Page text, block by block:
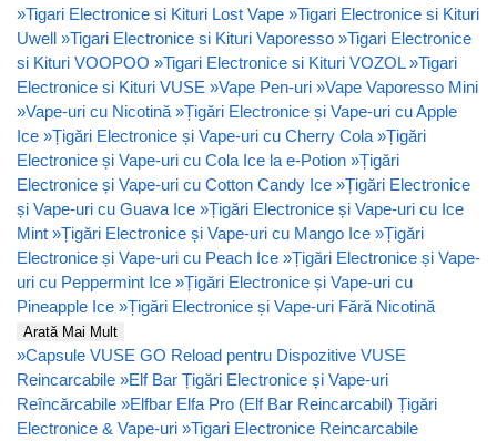
»Tigari Electronice si Kituri Lost Vape »Tigari Electronice si Kituri
Uwell »Tigari Electronice si Kituri Vaporesso »Tigari Electronice
si Kituri VOOPOO »Tigari Electronice si Kituri VOZOL »Tigari
Electronice si Kituri VUSE »Vape Pen-uri »Vape Vaporesso Mini
»Vape-uri cu Nicotină »Țigări Electronice și Vape-uri cu Apple
Ice »Țigări Electronice și Vape-uri cu Cherry Cola »Țigări
Electronice și Vape-uri cu Cola Ice la e-Potion »Țigări
Electronice și Vape-uri cu Cotton Candy Ice »Țigări Electronice
și Vape-uri cu Guava Ice »Țigări Electronice și Vape-uri cu Ice
Mint »Țigări Electronice și Vape-uri cu Mango Ice »Țigări
Electronice și Vape-uri cu Peach Ice »Țigări Electronice și Vape-
uri cu Peppermint Ice »Țigări Electronice și Vape-uri cu
Pineapple Ice »Țigări Electronice și Vape-uri Fără Nicotină
Arată Mai Mult
»Capsule VUSE GO Reload pentru Dispozitive VUSE
Reincarcabile »Elf Bar Țigări Electronice și Vape-uri
Reîncărcabile »Elfbar Elfa Pro (Elf Bar Reincarcabil) Țigări
Electronice & Vape-uri »Tigari Electronice Reincarcabile